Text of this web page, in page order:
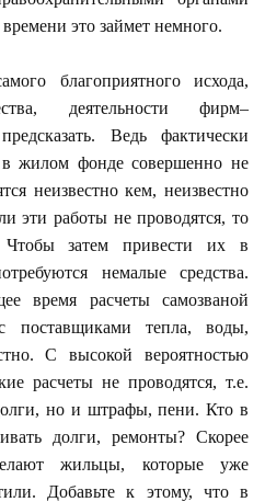
это займет немного.
благоприятного исхода,
деятельности фирм–
Ведь фактически
жилом фонде совершенно не
неизвестно кем, неизвестно
эти работы не проводятся, то
Чтобы затем привести их в
немалые средства.
время расчеты самозваной
поставщиками тепла, воды,
С высокой вероятностью
расчеты не проводятся, т.е.
но и штрафы, пени. Кто в
долги, ремонты? Скорее
жильцы, которые уже
Добавьте к этому, что в